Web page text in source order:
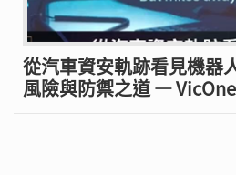
從汽車資安軌跡看見機器
風險與防禦之道 — VicOne